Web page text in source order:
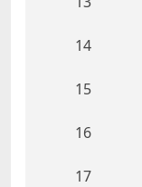
14
15
16
17